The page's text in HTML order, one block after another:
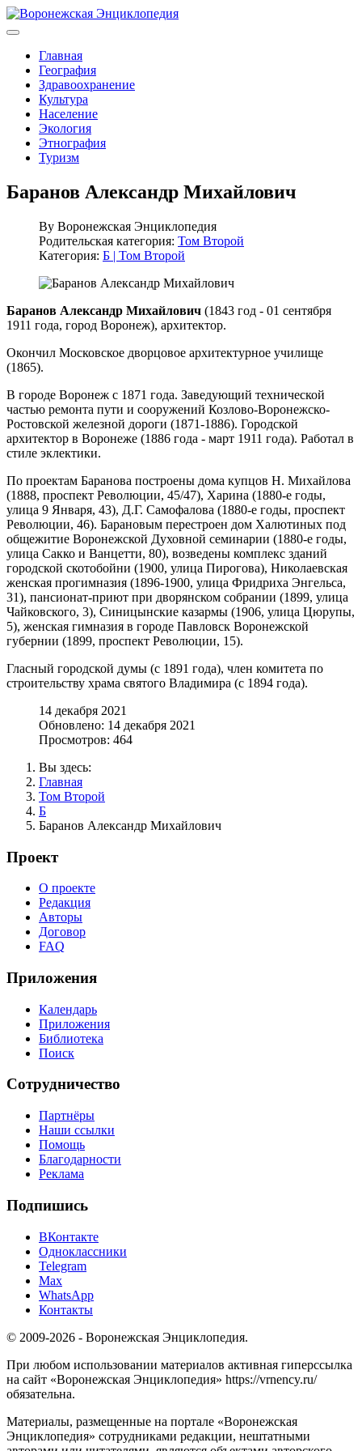
Главная
География
Здравоохранение
Культура
Население
Экология
Этнография
Туризм
Баранов Александр Михайлович
By Воронежская Энциклопедия
Родительская категория: Том Второй
Категория: Б | Том Второй
Баранов Александр Михайлович (1843 год - 01 сентября
1911 года, город Воронеж), архитектор.
Окончил Московское дворцовое архитектурное училище
(1865).
В городе Воронеж с 1871 года. Заведующий технической
частью ремонта пути и сооружений Козлово-Воронежско-
Ростовской железной дороги (1871-1886). Городской
архитектор в Воронеже (1886 года - март 1911 года). Работал в
стиле эклектики.
По проектам Баранова построены дома купцов Н. Михайлова
(1888, проспект Революции, 45/47), Харина (1880-е годы,
улица 9 Января, 43), Д.Г. Самофалова (1880-е годы, проспект
Революции, 46). Барановым перестроен дом Халютиных под
общежитие Воронежской Духовной семинарии (1880-е годы,
улица Сакко и Ванцетти, 80), возведены комплекс зданий
городской скотобойни (1900, улица Пирогова), Николаевская
женская прогимназия (1896-1900, улица Фридриха Энгельса,
31), пансионат-приют при дворянском собрании (1899, улица
Чайковского, 3), Синицынские казармы (1906, улица Цюрупы,
5), женская гимназия в городе Павловск Воронежской
губернии (1899, проспект Революции, 15).
Гласный городской думы (с 1891 года), член комитета по
строительству храма святого Владимира (с 1894 года).
14 декабря 2021
Обновлено: 14 декабря 2021
Просмотров: 464
Вы здесь:
Главная
Том Второй
Б
Баранов Александр Михайлович
Проект
О проекте
Редакция
Авторы
Договор
FAQ
Приложения
Календарь
Приложения
Библиотека
Поиск
Сотрудничество
Партнёры
Наши ссылки
Помощь
Благодарности
Реклама
Подпишись
ВКонтакте
Одноклассники
Telegram
Max
WhatsApp
Контакты
© 2009-2026 - Воронежская Энциклопедия.
При любом использовании материалов активная гиперссылка
на сайт «Воронежская Энциклопедия» https://vrnency.ru/
обязательна.
Материалы, размещенные на портале «Воронежская
Энциклопедия» сотрудниками редакции, нештатными